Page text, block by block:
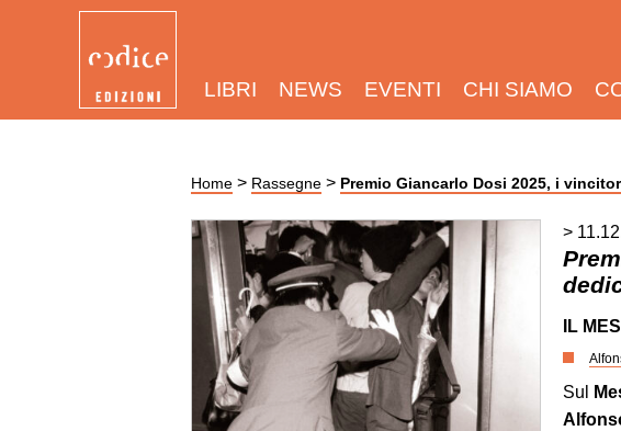
LIBRI NEWS EVENTI CHI SIAMO
Home> Rassegne> Premio Giancarlo Dosi 2025, i
>
IL
Sul